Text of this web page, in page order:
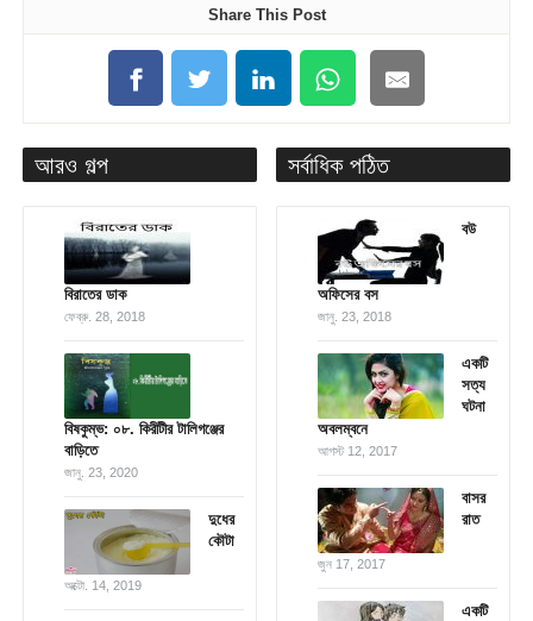
Share This Post
আরও গল্প
বিরাতের ডাক
ফেব্রু. 28, 2018
বিষকুম্ভ: ০৮. কিরীটীর টালিগঞ্জের
বাড়িতে
জানু. 23, 2020
দুধের
কৌটা
অক্টো. 14, 2019
সর্বাধিক পঠিত
বউ
অফিসের বস
জানু. 23, 2018
একটি
সত্য
ঘটনা
অবলম্বনে
আগস্ট 12, 2017
বাসর
রাত
জুন 17, 2017
একটি